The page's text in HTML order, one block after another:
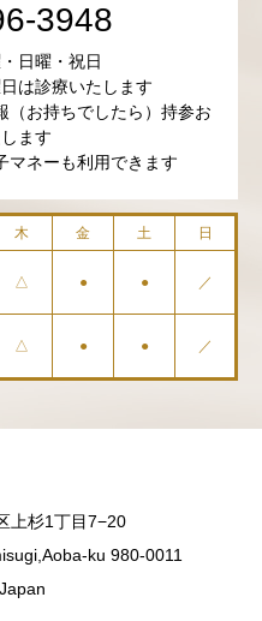
3948
日曜・祝日
は診療いたします
お持ちでしたら）持参お
ます
ネーも利用できます
木 金 土 日
△ ● ● ／
△ ● ● ／
上杉1丁目7−20
ku 980-0011